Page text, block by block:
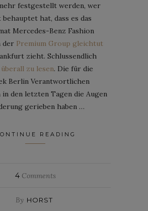
festgestellt werden, wer
hat, dass es das
Mercedes-Benz Fashion
der Premium Group gleichtut
zieht. Schlussendlich
überall zu lesen. Die für die
Berlin Verantwortlichen
den letzten Tagen die Augen
gerieben haben …
READING
4Comments
By HORST